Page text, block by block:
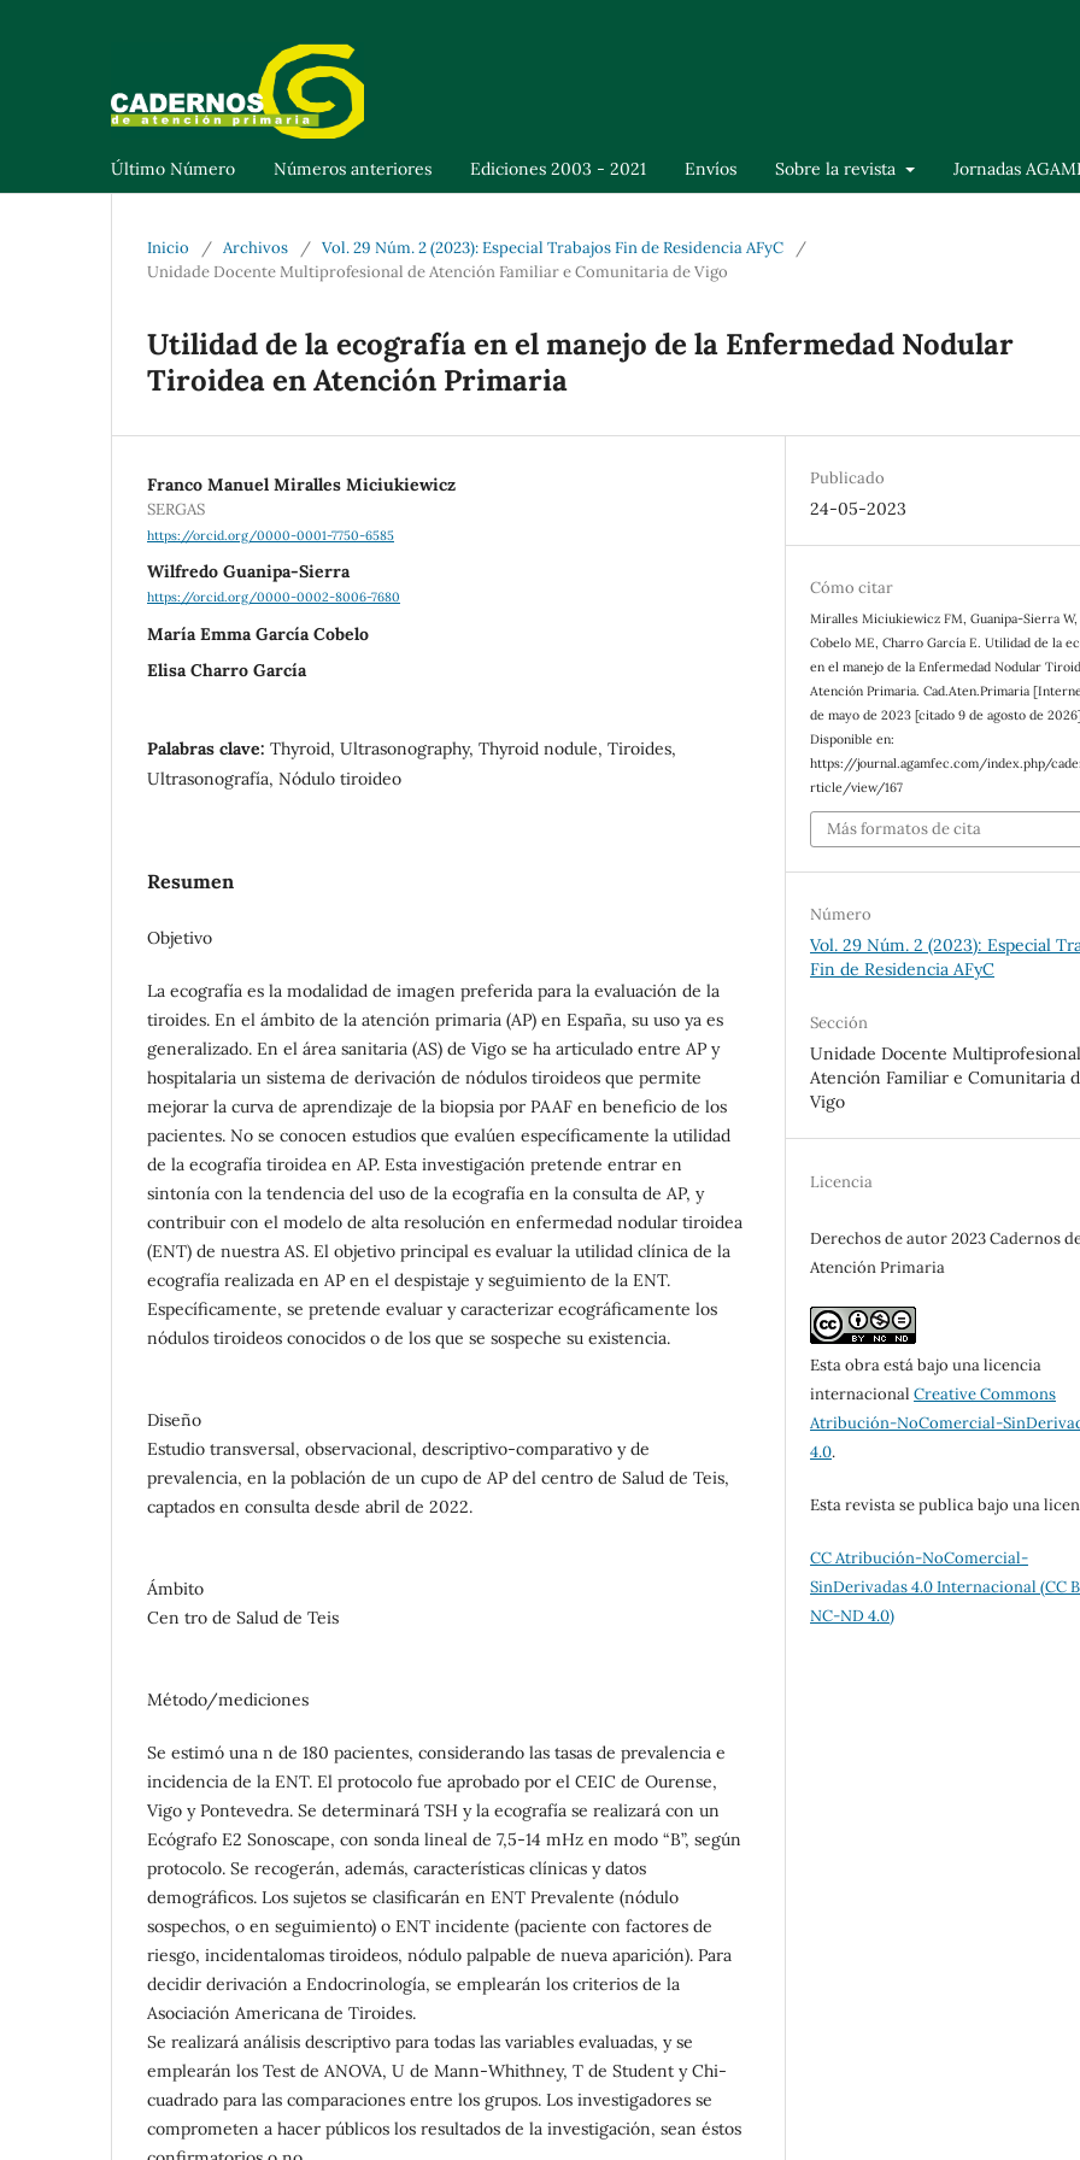
Último Número Números anteriores Ediciones 2003 - 2021 Envíos Sobre la revista Jornadas
Inicio / Archivos / Vol. 29 Núm. 2 (2023): Especial Trabajos Fin de Residencia AFyC
/
Unidade Docente Multiprofesional de Atención Familiar e Comunitaria de Vigo
Utilidad de la ecografía en el manejo de la Enfermedad Nodular
Tiroidea en Atención Primaria
Franco Manuel Miralles Miciukiewicz
SERGAS
https://orcid.org/0000-0001-7750-6585
Wilfredo Guanipa-Sierra
https://orcid.org/0000-0002-8006-7680
María Emma García Cobelo
Elisa Charro García
Palabras clave: Thyroid, Ultrasonography, Thyroid nodule, Tiroides,
Ultrasonografía, Nódulo tiroideo
Resumen
Objetivo
La ecografía es la modalidad de imagen preferida para la evaluación de la
tiroides. En el ámbito de la atención primaria (AP) en España, su uso ya es
generalizado. En el área sanitaria (AS) de Vigo se ha articulado entre AP y
hospitalaria un sistema de derivación de nódulos tiroideos que permite
mejorar la curva de aprendizaje de la biopsia por PAAF en beneficio de los
pacientes. No se conocen estudios que evalúen específicamente la utilidad
de la ecografía tiroidea en AP. Esta investigación pretende entrar en
sintonía con la tendencia del uso de la ecografía en la consulta de AP, y
contribuir con el modelo de alta resolución en enfermedad nodular tiroidea
(ENT) de nuestra AS. El objetivo principal es evaluar la utilidad clínica de la
ecografía realizada en AP en el despistaje y seguimiento de la ENT.
Específicamente, se pretende evaluar y caracterizar ecográficamente los
nódulos tiroideos conocidos o de los que se sospeche su existencia.
Diseño
Estudio transversal, observacional, descriptivo-comparativo y de
prevalencia, en la población de un cupo de AP del centro de Salud de Teis,
captados en consulta desde abril de 2022.
Ámbito
Cen tro de Salud de Teis
Método/mediciones
Se estimó una n de 180 pacientes, considerando las tasas de prevalencia e
incidencia de la ENT. El protocolo fue aprobado por el CEIC de Ourense,
Vigo y Pontevedra. Se determinará TSH y la ecografía se realizará con un
Ecógrafo E2 Sonoscape, con sonda lineal de 7,5-14 mHz en modo “B”, según
protocolo. Se recogerán, además, características clínicas y datos
demográficos. Los sujetos se clasificarán en ENT Prevalente (nódulo
sospechos, o en seguimiento) o ENT incidente (paciente con factores de
riesgo, incidentalomas tiroideos, nódulo palpable de nueva aparición). Para
decidir derivación a Endocrinología, se emplearán los criterios de la
Asociación Americana de Tiroides.
Se realizará análisis descriptivo para todas las variables evaluadas, y se
emplearán los Test de ANOVA, U de Mann-Whithney, T de Student y Chi-
cuadrado para las comparaciones entre los grupos. Los investigadores se
comprometen a hacer públicos los resultados de la investigación, sean éstos
Publicado
24-05-2023
Cómo citar
Miralles Miciukiewicz FM, Guanipa-Sierra W,
Cobelo ME, Charro García E. Utilidad de la
en el manejo de la Enfermedad Nodular
Atención Primaria. Cad.Aten.Primaria
de mayo de 2023 [citado 9 de agosto de
Disponible en:
https://journal.agamfec.com/index.php/
rticle/view/167
Más formatos de cita
Número
Vol. 29 Núm. 2 (2023): Especial
Fin de Residencia AFyC
Sección
Unidade Docente
Atención Familiar e Comunitaria
Vigo
Licencia
Derechos de autor 2023 Cadernos
Atención Primaria
Esta obra está bajo una licencia
internacionalCreative Commons
Atribución-NoComercial-
4.0.
Esta revista se publica bajo una
CC Atribución-NoComercial-
SinDerivadas 4.0 Internacional (CC
NC-ND 4.0)